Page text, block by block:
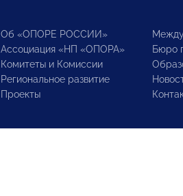
Об «ОПОРЕ РОССИИ»
Ассоциация «НП «ОПОРА»
Комитеты и Комиссии
Региональное развитие
Проекты
Бюро